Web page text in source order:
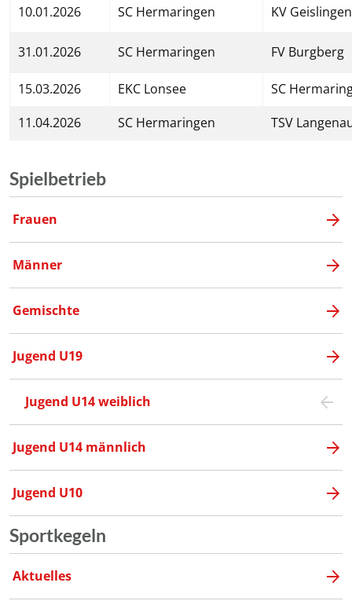
10.01.2026 SC Hermaringen KV Geislingen
31.01.2026 SC Hermaringen FV Burgberg
15.03.2026 EKC Lonsee
SC
11.04.2026
SC Hermaringen TSV
Spielbetrieb
Frauen
Männer
Gemischte
Jugend U19
Jugend U14 weiblich
Jugend U14 männlich
Jugend U10
Sportkegeln
Aktuelles